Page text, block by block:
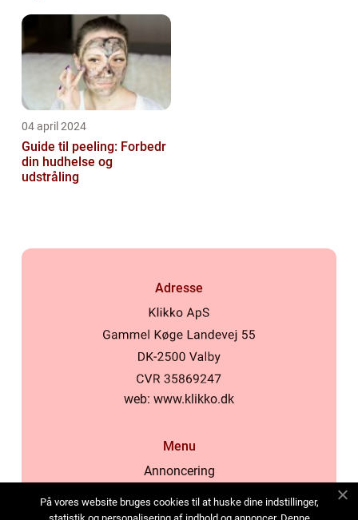
04 april 2024
Guide til peeling: Forbedr
din hudhelse og
udstråling
Adresse
web: www.klikko.dk
Menu
Annoncering
Cookies
På vores website bruges cookies til at huske dine indstillinger,